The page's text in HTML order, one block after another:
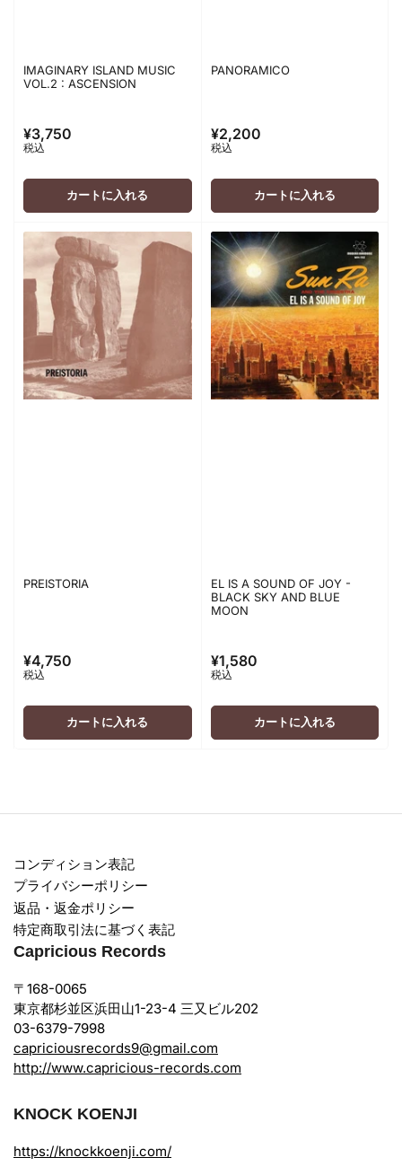
IMAGINARY ISLAND MUSIC
VOL.2 : ASCENSION
通
常
価
¥3,750
税込
カートに入れる
PANORAMICO
通
常
価
¥2,200
税込
カートに入れる
PREISTORIA
通
常
価
¥4,750
税込
カートに入れる
EL IS A SOUND OF JOY -
BLACK SKY AND BLUE
MOON
通
常
価
¥1,580
税込
カートに入れる
コンディション表記
プライバシーポリシー
返品・返金ポリシー
特定商取引法に基づく表記
Capricious Records
〒168-0065
東京都杉並区浜田山1-23-4 三又ビル202
03-6379-7998
capriciousrecords9@gmail.com
http://www.capricious-records.com
KNOCK KOENJI
https://knockkoenji.com/